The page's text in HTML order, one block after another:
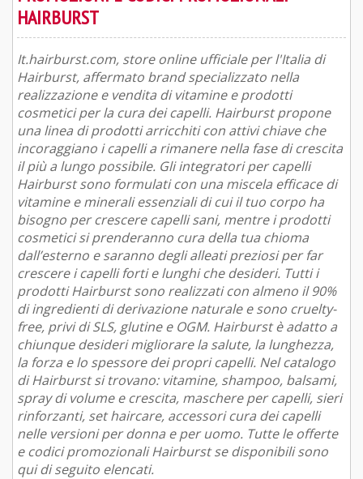
HAIRBURST
It.hairburst.com, store online ufficiale per l'Italia di
Hairburst, affermato brand specializzato nella
realizzazione e vendita di vitamine e prodotti
cosmetici per la cura dei capelli. Hairburst propone
una linea di prodotti arricchiti con attivi chiave che
incoraggiano i capelli a rimanere nella fase di crescita
il più a lungo possibile. Gli integratori per capelli
Hairburst sono formulati con una miscela efficace di
vitamine e minerali essenziali di cui il tuo corpo ha
bisogno per crescere capelli sani, mentre i prodotti
cosmetici si prenderanno cura della tua chioma
dall’esterno e saranno degli alleati preziosi per far
crescere i capelli forti e lunghi che desideri. Tutti i
prodotti Hairburst sono realizzati con almeno il 90%
di ingredienti di derivazione naturale e sono cruelty-
free, privi di SLS, glutine e OGM. Hairburst è adatto a
chiunque desideri migliorare la salute, la lunghezza,
la forza e lo spessore dei propri capelli. Nel catalogo
di Hairburst si trovano: vitamine, shampoo, balsami,
spray di volume e crescita, maschere per capelli, sieri
rinforzanti, set haircare, accessori cura dei capelli
nelle versioni per donna e per uomo. Tutte le offerte
e codici promozionali Hairburst se disponibili sono
qui di seguito elencati.